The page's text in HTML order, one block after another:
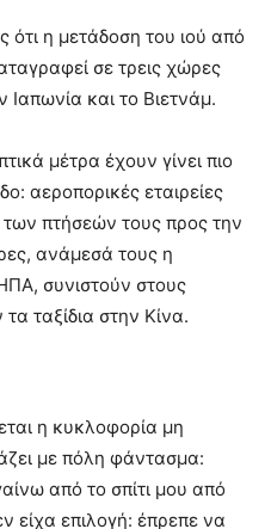
ότι η μετάδοση του ιού από
σε τρεις χώρες
Ιαπωνία και το Βιετνάμ.
μέτρα έχουν γίνει πιο
αεροπορικές εταιρείες
πτήσεών τους προς την
ανάμεσά τους η
συνιστούν στους
ταξίδια στην Κίνα.
η κυκλοφορία μη
με πόλη φάντασμα:
από το σπίτι μου από
είχα επιλογή: έπρεπε να